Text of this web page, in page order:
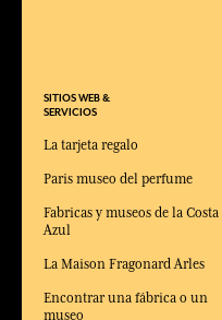
SITIOS WEB &
SERVICIOS
La tarjeta regalo
Paris museo del perfume
Fabricas y museos de la Costa
Azul
La Maison Fragonard Arles
Encontrar una fábrica o un
museo